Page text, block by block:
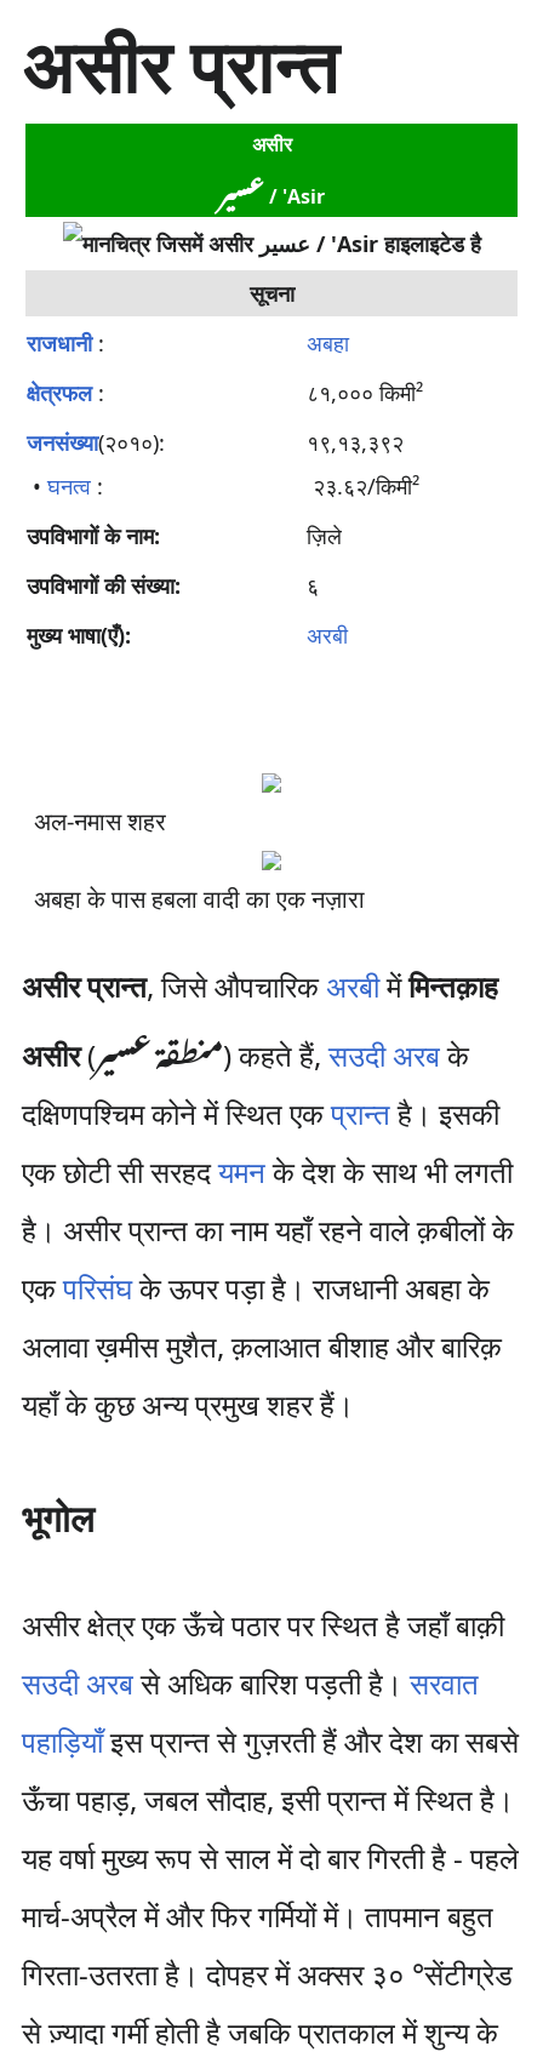
ग्री
र
असीर प्रान्त
असीर
عسير‎ ‎ / 'Asir
सूचना
राजधानी:
अबहा
क्षेत्रफल:
८१,००० किमी²
जनसंख्या(२०१०):
•घनत्व :
१९,१३,३९२
२३.६२/किमी²
उपविभागों के नाम:
ज़िले
उपविभागों की संख्या:
६
मुख्य भाषा(एँ):
अरबी
अल-नमास शहर
अबहा के पास हबला वादी का एक नज़ारा
असीर प्रान्त, जिसे औपचारिकअरबीमेंमिन्तक़ाह​
असीर(منطقة عسير‎‎) कहते हैं,सउदी अरबके
दक्षिणपश्चिम कोने में स्थित एकप्रान्तहै। इसकी
एक छोटी सी सरहदयमनके देश के साथ भी लगती
है। असीर प्रान्त का नाम यहाँ रहने वाले क़बीलों के
एकपरिसंघके ऊपर पड़ा है। राजधानी अबहा के
अलावा ख़मीस मुशैत​, क़लाआत बीशाह और बारिक़​
यहाँ के कुछ अन्य प्रमुख शहर हैं।
भूगोल
असीर क्षेत्र एक ऊँचे पठार पर स्थित है जहाँ बाक़ी
सउदी अरबसे अधिक बारिश पड़ती है।सरवात
पहाड़ियाँइस प्रान्त से गुज़रती हैं और देश का सबसे
ऊँचा पहाड़, जबल सौदाह, इसी प्रान्त में स्थित है।
यह वर्षा मुख्य रूप से साल में दो बार गिरती है - पहले
मार्च-अप्रैल में और फिर गर्मियों में। तापमान बहुत
गिरता-उतरता है। दोपहर में अक्सर ३० °सेंटीग्रेड
से ज़्यादा गर्मी होती है जबकि प्रातकाल में शुन्य के